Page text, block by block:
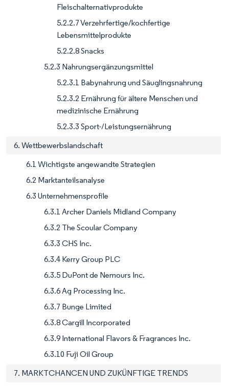
Fleischalternativprodukte
5.2.2.7 Verzehrfertige/kochfertige
Lebensmittelprodukte
5.2.2.8 Snacks
5.2.3 Nahrungsergänzungsmittel
5.2.3.1 Babynahrung und Säuglingsnahrung
5.2.3.2 Ernährung für ältere Menschen und
medizinische Ernährung
5.2.3.3 Sport-/Leistungsernährung
6. Wettbewerbslandschaft
6.1 Wichtigste angewandte Strategien
6.2 Marktanteilsanalyse
6.3 Unternehmensprofile
6.3.1 Archer Daniels Midland Company
6.3.2 The Scoular Company
6.3.3 CHS Inc.
6.3.4 Kerry Group PLC
6.3.5 DuPont de Nemours Inc.
6.3.6 Ag Processing Inc.
6.3.7 Bunge Limited
6.3.8 Cargill Incorporated
6.3.9 International Flavors & Fragrances Inc.
6.3.10 Fuji Oil Group
7. MARKTCHANCEN UND ZUKÜNFTIGE TRENDS